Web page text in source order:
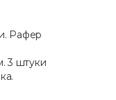
Рафер
3 штуки